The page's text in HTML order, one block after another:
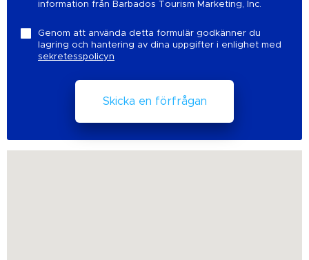
information från Barbados Tourism Marketing, Inc.
Genom att använda detta formulär godkänner du
lagring och hantering av dina uppgifter i enlighet med
sekretesspolicyn